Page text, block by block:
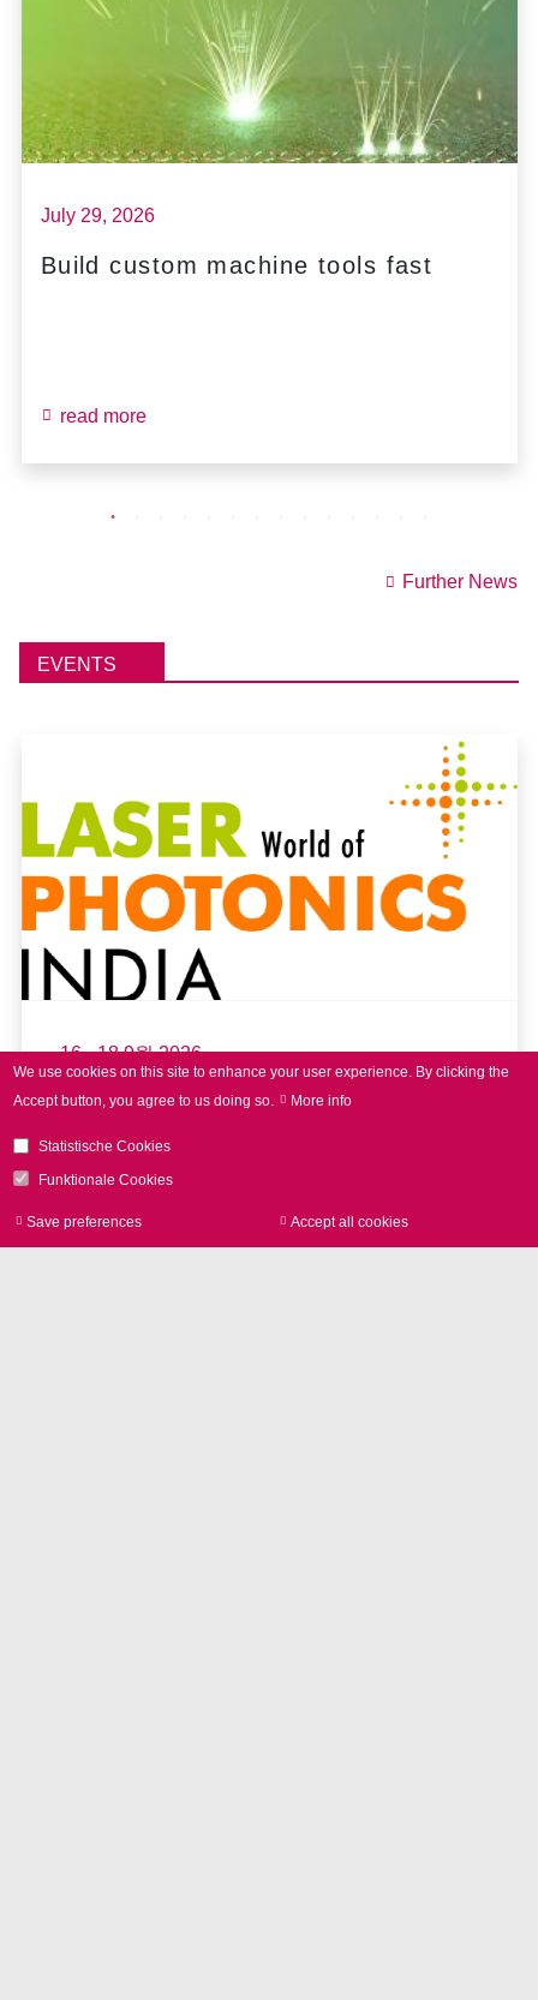
July 29, 2026
Build custom machine tools fast
read more
Further News
EVENTS
16 - 18 9월 2026
LASER World of PHOTONICS
read more
We use cookies on this site to enhance your user experience. By clicking the
Accept button, you agree to us doing so.
More info
Statistische Cookies
Funktionale Cookies
Save preferences Accept all cookies